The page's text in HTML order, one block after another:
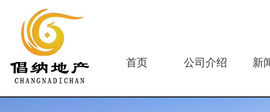
首页 公司介绍 新